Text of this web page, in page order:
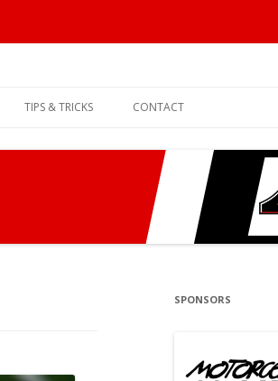
TIPS & TRICKS CONTACT
SPONSORS